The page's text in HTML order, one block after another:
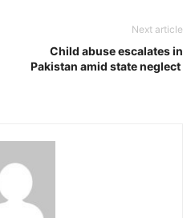
Next article
Child abuse escalates in
Pakistan amid state neglect